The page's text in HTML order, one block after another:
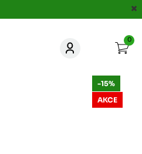
-15%
AKCE
0